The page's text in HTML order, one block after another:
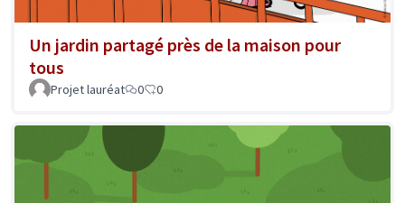
Un jardin partagé près de la maison pour
tous
Projet lauréat 0 0